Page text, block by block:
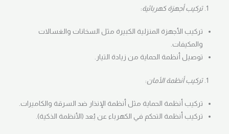
تركيب أجهزة كهربائية:
تركيب الأجهزة المنزلية الكبيرة مثل السخانات والغسالات
والمكيفات.
توصيل أنظمة الحماية من زيادة التيار.
تركيب أنظمة الأمان:
تركيب أنظمة الحماية مثل أنظمة الإنذار ضد السرقة والكاميرات.
تركيب أنظمة التحكم في الكهرباء عن بُعد (الأنظمة الذكية).